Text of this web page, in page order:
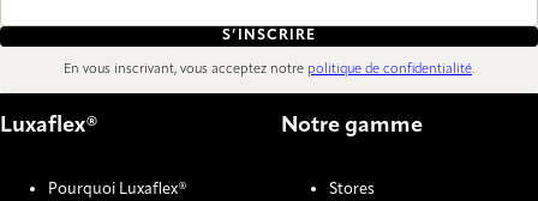
S’INSCRIRE
En vous inscrivant, vous acceptez notre politique de confidentialité.
Luxaflex®
Pourquoi Luxaflex®
Notre gamme
Stores